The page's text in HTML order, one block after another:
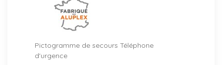
Pictogramme de secours Téléphone
d'urgence